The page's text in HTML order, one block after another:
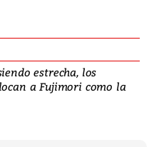
estrecha, los
a Fujimori como la